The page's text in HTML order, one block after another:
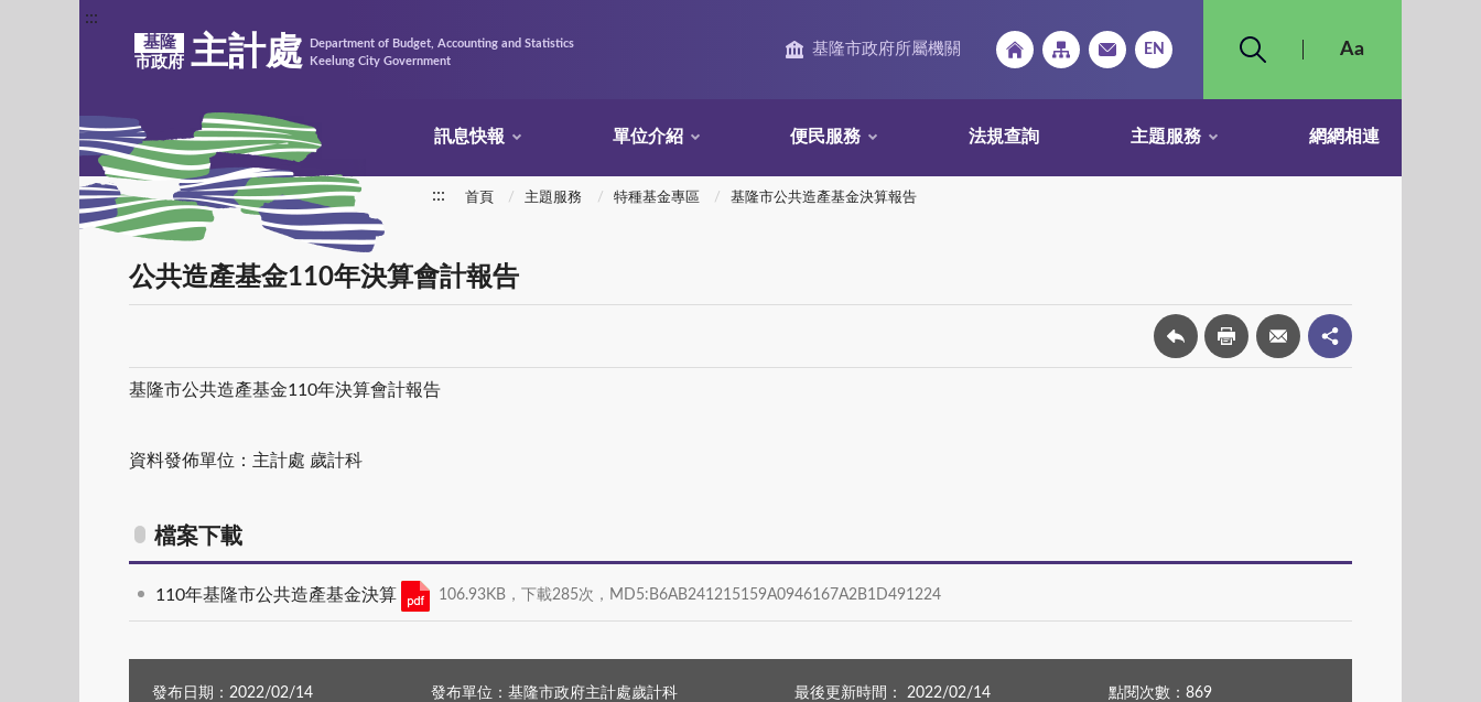
:::
基隆
市政府 主計處
Department of Budget, Accounting and Statistics
Keelung City Government
基隆市政府所屬機關
訊息快報 單位介紹 便民服務 法規查詢 主題服務 網網相連
::: 首頁 主題服務 特種基金專區 基隆市公共造產基金決算報告
公共造產基金110年決算會計報告
基隆市公共造產基金110年決算會計報告
資料發佈單位：主計處 歲計科
檔案下載
110年基隆市公共造產基金決算 106.93KB，下載285次，MD5:B6AB241215159A0946167A2B1D491224
發布日期：2022/02/14 發布單位：基隆市政府主計處歲計科 最後更新時間： 2022/02/14 點閱次數：869